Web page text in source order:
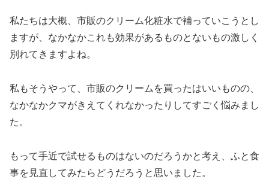
私たちは大概、市販のクリーム化粧水で補っていこうとし
ますが、なかなかこれも効果があるものとないもの激しく
別れてきますよね。
私もそうやって、市販のクリームを買ったはいいものの、
なかなかクマがきえてくれなかったりしてすごく悩みまし
た。
もって手近で試せるものはないのだろうかと考え、ふと食
事を見直してみたらどうだろうと思いました。